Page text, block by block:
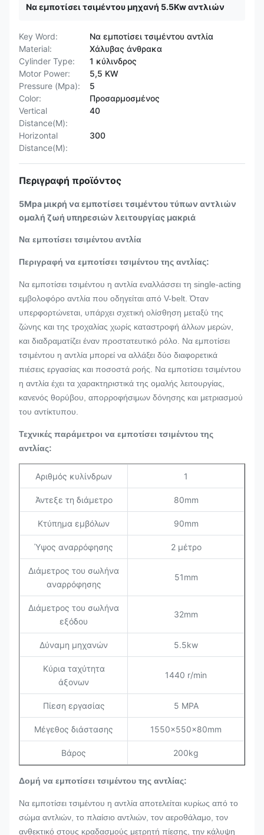
Να εμποτίσει τσιμέντου μηχανή 5.5Kw αντλιών
Key Word:
Να εμποτίσει τσιμέντου αντλία
Material:
Χάλυβας άνθρακα
Cylinder Type:
1 κύλινδρος
Motor Power:
5,5 KW
Pressure (Mpa):
5
Color:
Προσαρμοσμένος
Vertical
Distance(M):
40
Horizontal
Distance(M):
300
Περιγραφή προϊόντος
5Mpa μικρή να εμποτίσει τσιμέντου τύπων αντλιών
ομαλή ζωή υπηρεσιών λειτουργίας μακριά
Να εμποτίσει τσιμέντου αντλία
Περιγραφή να εμποτίσει τσιμέντου της αντλίας:
Να εμποτίσει τσιμέντου η αντλία εναλλάσσει τη single-acting
εμβολοφόρο αντλία που οδηγείται από V-belt. Όταν
υπερφορτώνεται, υπάρχει σχετική ολίσθηση μεταξύ της
ζώνης και της τροχαλίας χωρίς καταστροφή άλλων μερών,
και διαδραματίζει έναν προστατευτικό ρόλο. Να εμποτίσει
τσιμέντου η αντλία μπορεί να αλλάξει δύο διαφορετικά
πιέσεις εργασίας και ποσοστά ροής. Να εμποτίσει τσιμέντου
η αντλία έχει τα χαρακτηριστικά της ομαλής λειτουργίας,
κανενός θορύβου, απορροφήσιμων δόνησης και μετριασμού
του αντίκτυπου.
Τεχνικές παράμετροι να εμποτίσει τσιμέντου της
αντλίας:
Αριθμός κυλίνδρων 1
Άντεξε τη διάμετρο 80mm
Κτύπημα εμβόλων 90mm
Ύψος αναρρόφησης 2 μέτρο
Διάμετρος του σωλήνα
αναρρόφησης
51mm
Διάμετρος του σωλήνα
εξόδου
32mm
Δύναμη μηχανών 5.5kw
Κύρια ταχύτητα
άξονων
1440 r/min
Πίεση εργασίας 5 MPA
Μέγεθος διάστασης 1550×550×80mm
Βάρος 200kg
Δομή να εμποτίσει τσιμέντου της αντλίας:
Να εμποτίσει τσιμέντου η αντλία αποτελείται κυρίως από το
σώμα αντλιών, το πλαίσιο αντλιών, τον αεροθάλαμο, τον
ανθεκτικό στους κραδασμούς μετρητή πίεσης, την κάλυψη